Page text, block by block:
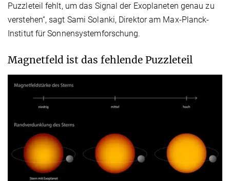
Puzzleteil fehlt, um das Signal der Exoplaneten genau zu
verstehen“, sagt Sami Solanki, Direktor am Max-Planck-
Institut für Sonnensystemforschung.
Magnetfeld ist das fehlende Puzzleteil